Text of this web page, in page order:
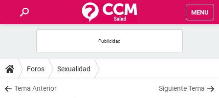
MENU
FOROS
SALUD
Foros Sexualidad
Tema Anterior Siguiente Tema